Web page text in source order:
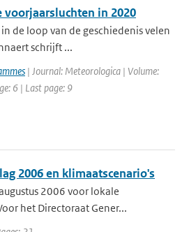
in 2020
de loop van de geschiedenis velen
schrijft ...
| Journal: Meteorologica | Volume:
6 | Last page: 9
2006 en klimaatscenario's
2006 voor lokale
het Directoraat Gener...